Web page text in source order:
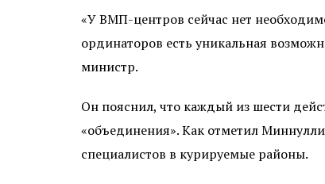
«У ВМП-центров сейчас нет
ординаторов есть уникальная
министр.
Он пояснил, что каждый из шести
«объединения». Как отметил
специалистов в курируемые районы.